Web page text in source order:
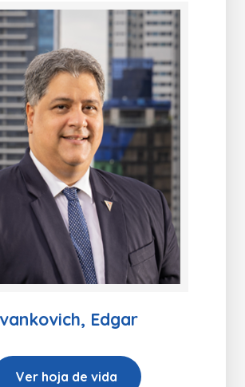
Edgar
Ver hoja de vida